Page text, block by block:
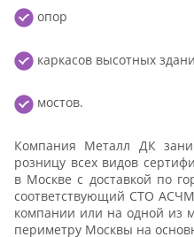
опор
каркасов высотных
мостов.
Компания Металл ДК
розницу всех видов
в Москве с доставкой по
соответствующий СТО
компании или на одной из
периметру Москвы на